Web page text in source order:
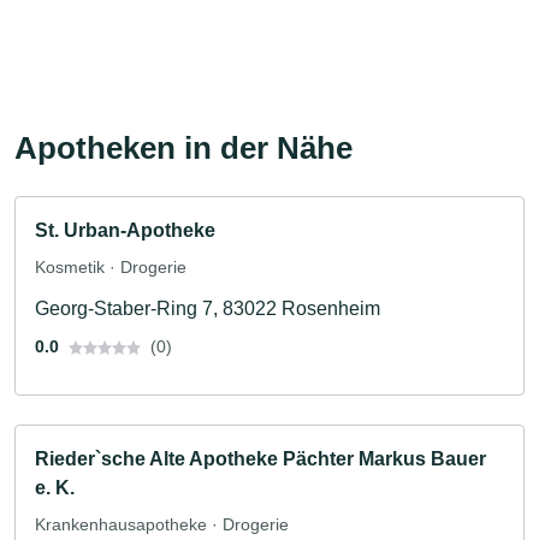
Apotheken in der Nähe
St. Urban-Apotheke
Kosmetik · Drogerie
Georg-Staber-Ring 7, 83022 Rosenheim
0.0 (0)
Rieder`sche Alte Apotheke Pächter Markus Bauer
e. K.
Krankenhausapotheke · Drogerie